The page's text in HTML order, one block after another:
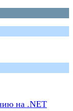
на .NET